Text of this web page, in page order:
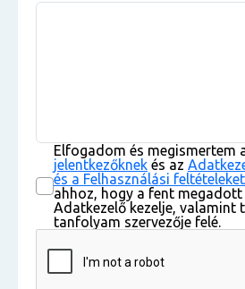
Elfogadom és megismertem
jelentkezőknek és az
és a Felhasználási feltételeket
ahhoz, hogy a fent
Adatkezelő kezelje, valamint
tanfolyam szervezője felé.